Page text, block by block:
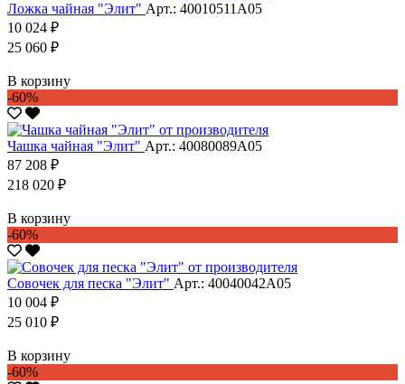
Ложка чайная "Элит" Арт.: 40010511А05
10 024 ₽
25 060 ₽
В корзину
-60%
Чашка чайная "Элит" Арт.: 40080089А05
87 208 ₽
218 020 ₽
В корзину
-60%
Совочек для песка "Элит" Арт.: 40040042А05
10 004 ₽
25 010 ₽
В корзину
-60%